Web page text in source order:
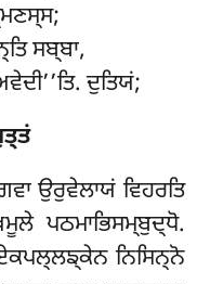
ਸਬ੍ਬਾ,
ਦੁਤਿਯਂ;
ਉਰੁਵੇਲਾਯਂ ਵਿਹਰਤਿ
ਪਠਮਾਭਿਸਮ੍ਬੁਦ੍ਧੋ.
ਨਿਸਿਨ੍ਨੋ